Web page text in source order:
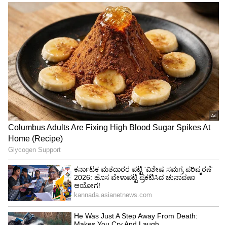
Image Credit :StockPhoto
ಪ್ರತಿ ಶೇರಿಗೆ ₹17.35 ಲಾಭಾಂಶ; ಶೇ.12.88 ರಷ್ಟು
ದಾಖಲೆಯ ನಿವ್ವಳ ಲಾಭ!
ಕಳೆದ ಹಣಕಾಸು ವರ್ಷದಲ್ಲಿ ಎಸ್‌ಬಿಐ ಭಾರಿ ಆದಾಯ ಮತ್ತು
ವ್ಯವಹಾರದ ಪ್ರಗತಿಯನ್ನು ಕಂಡಿದೆ. ಮಾರ್ಚ್ 31, 2026 ಕ್ಕೆ
ಕೊನೆಗೊಂಡ ಹಣಕಾಸು ವರ್ಷಕ್ಕೆ ಬ್ಯಾಂಕಿನ ಕೇಂದ್ರ
ಮಂಡಳಿಯು ಪ್ರತಿ ಈಕ್ವಿಟಿ ಶೇರಿಗೆ 17.35 ರೂಪಾಯಿ
ಲಾಭಾಂಶವನ್ನು ಘೋಷಿಸಿತ್ತು. ಇಡೀ ವರ್ಷದಲ್ಲಿ ಬ್ಯಾಂಕ್
ಶೇಕಡಾ 12.88 ರಷ್ಟು ವಾರ್ಷಿಕ ಬೆಳವಣಿಗೆಯೊಂದಿಗೆ
ಬರೋಬ್ಬರಿ ₹80,032 ಕೋಟಿ ನಿವ್ವಳ ಲಾಭವನ್ನು (Net
Profit) ಗಳಿಸಿದೆ. ಕೇವಲ ನಾಲ್ಕನೇ ತ್ರೈಮಾಸಿಕದಲ್ಲೇ (Q4)